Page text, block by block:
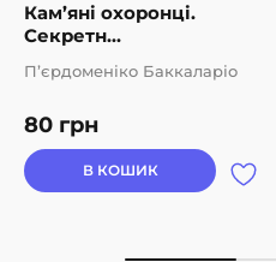
Кам’яні охоронці.
Секретн...
80 грн
П’єрдоменіко Баккаларіо
В КОШИК